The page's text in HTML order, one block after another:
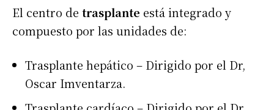
El centro de trasplante está integrado y
compuesto por las unidades de:
Trasplante hepático – Dirigido por el Dr,
Oscar Imventarza.